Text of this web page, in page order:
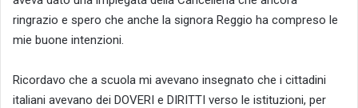
ringrazio e spero che anche la signora Reggio ha compreso le
mie buone intenzioni.
Ricordavo che a scuola mi avevano insegnato che i cittadini
italiani avevano dei DOVERI e DIRITTI verso le istituzioni, per